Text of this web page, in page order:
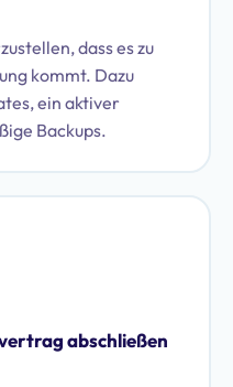
dass es zu
kommt. Dazu
ein aktiver
Backups.
abschließen